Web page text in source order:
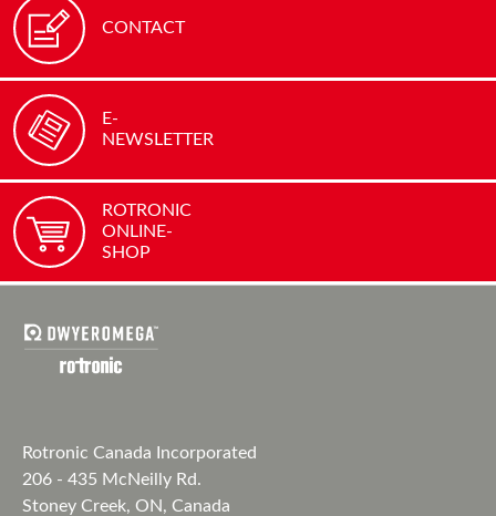
CONTACT
E-
NEWSLETTER
ROTRONIC
ONLINE-
SHOP
Rotronic Canada Incorporated
206 - 435 McNeilly Rd.
Stoney Creek, ON, Canada